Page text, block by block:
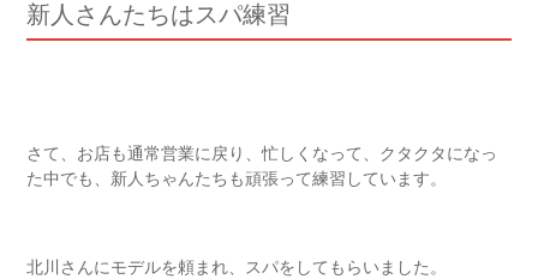
新人さんたちはスパ練習
さて、お店も通常営業に戻り、忙しくなって、クタクタになっ
た中でも、新人ちゃんたちも頑張って練習しています。
北川さんにモデルを頼まれ、スパをしてもらいました。